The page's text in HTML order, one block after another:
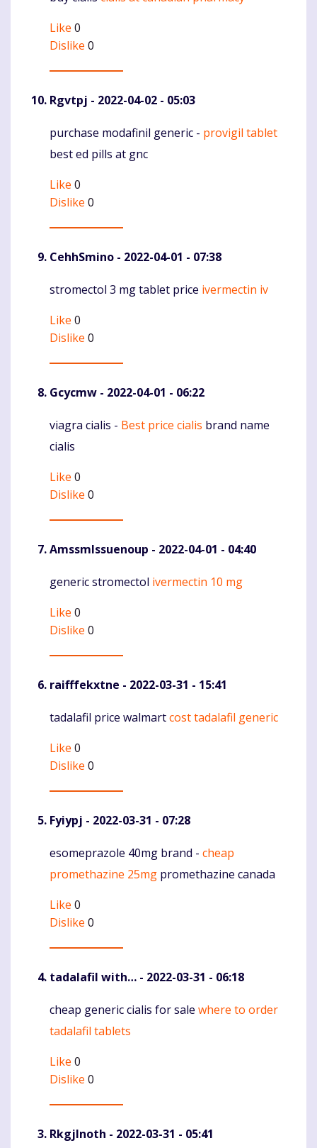
Like 0
Dislike 0
Rgvtpj - 2022-04-02 - 05:03
Komentaras
purchase modafinil generic - provigil tablet
best ed pills at gnc
Like 0
Dislike 0
CehhSmino - 2022-04-01 - 07:38
Komentaras
stromectol 3 mg tablet price ivermectin iv
Like 0
Dislike 0
Gcycmw - 2022-04-01 - 06:22
Komentaras
viagra cialis - Best price cialis brand name
cialis
Like 0
Dislike 0
AmssmIssuenoup - 2022-04-01 - 04:40
Komentaras
generic stromectol ivermectin 10 mg
Like 0
Dislike 0
raifffekxtne - 2022-03-31 - 15:41
Komentaras
tadalafil price walmartcost tadalafil generic
Like 0
Dislike 0
Fyiypj - 2022-03-31 - 07:28
Komentaras
esomeprazole 40mg brand - cheap
promethazine 25mg promethazine canada
Like 0
Dislike 0
tadalafil with… - 2022-03-31 - 06:18
Komentaras
cheap generic cialis for sale where to order
tadalafil tablets
Like 0
Dislike 0
RkgjInoth - 2022-03-31 - 05:41